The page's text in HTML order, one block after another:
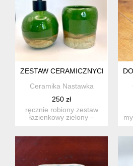
ZESTAW CERAMICZNYCH
Ceramika Nastawka
250 zł
ręcznie robiony zestaw
łazienkowy zielony –